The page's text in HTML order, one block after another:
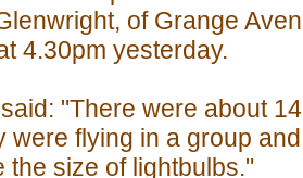
of Grange
4.30pm yesterday.
"There were about
were flying in a group
the size of lightbulbs."